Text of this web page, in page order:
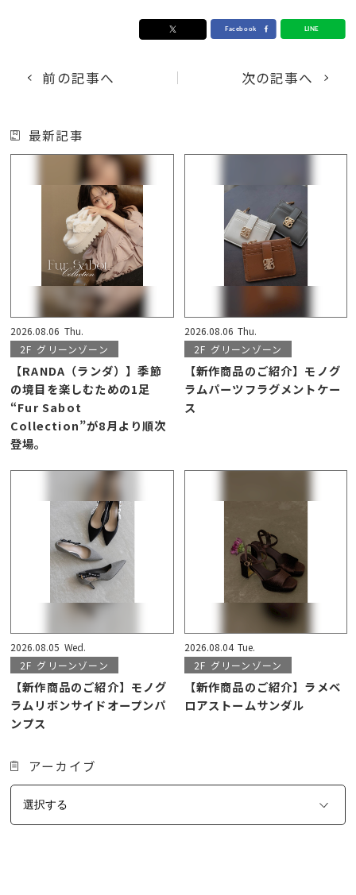
前の記事へ 次の記事へ
最新記事
2026.08.06 Thu.
2F グリーンゾーン
【RANDA（ランダ）】季節
の境目を楽しむための1足
“Fur Sabot
Collection”が8月より順次
登場。
2026.08.06 Thu.
2F グリーンゾーン
【新作商品のご紹介】モノグ
ラムパーツフラグメントケー
ス
2026.08.05 Wed.
2F グリーンゾーン
【新作商品のご紹介】モノグ
ラムリボンサイドオープンパ
ンプス
2026.08.04 Tue.
2F グリーンゾーン
【新作商品のご紹介】ラメベ
ロアストームサンダル
アーカイブ